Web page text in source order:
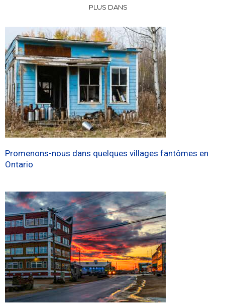
PLUS DANS
Promenons-nous dans quelques villages fantômes en
Ontario